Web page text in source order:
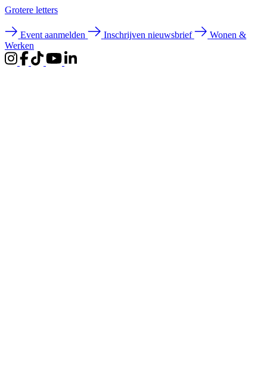
Grotere letters
Event aanmelden Inschrijven nieuwsbrief
Wonen &
Werken